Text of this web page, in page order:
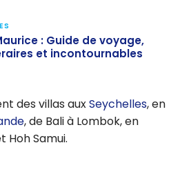
: Guide de voyage,
et incontournables
des villas auxSeychelles, en
, de Bali à Lombok, en
Hoh Samui.